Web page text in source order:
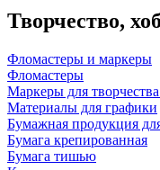
Творчество,
Фломастеры и маркеры
Фломастеры
Маркеры для
Материалы для графики
Бумажная продукция
Бумага крепированная
Бумага тишью